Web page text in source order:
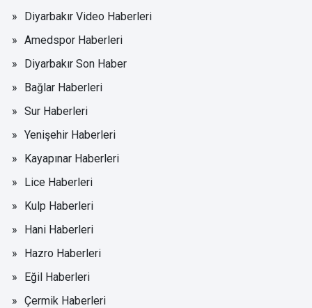
Diyarbakır Video Haberleri
Amedspor Haberleri
Diyarbakır Son Haber
Bağlar Haberleri
Sur Haberleri
Yenişehir Haberleri
Kayapınar Haberleri
Lice Haberleri
Kulp Haberleri
Hani Haberleri
Hazro Haberleri
Eğil Haberleri
Çermik Haberleri